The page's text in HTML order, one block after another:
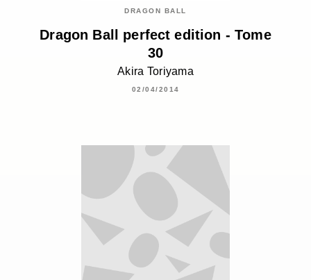
DRAGON BALL
Dragon Ball perfect edition - Tome
30
Akira Toriyama
02/04/2014